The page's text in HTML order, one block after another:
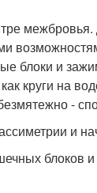
блоки и
круги на
-
и
блоков